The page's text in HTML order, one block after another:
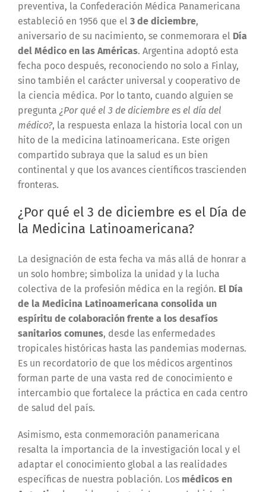
preventiva, la Confederación Médica Panamericana
estableció en 1956 que el 3 de diciembre,
aniversario de su nacimiento, se conmemorara el Día
del Médico en las Américas. Argentina adoptó esta
fecha poco después, reconociendo no solo a Finlay,
sino también el carácter universal y cooperativo de
la ciencia médica. Por lo tanto, cuando alguien se
pregunta ¿Por qué el 3 de diciembre es el día del
médico?, la respuesta enlaza la historia local con un
hito de la medicina latinoamericana. Este origen
compartido subraya que la salud es un bien
continental y que los avances científicos trascienden
fronteras.
¿Por qué el 3 de diciembre es el Día de
la Medicina Latinoamericana?
La designación de esta fecha va más allá de honrar a
un solo hombre; simboliza la unidad y la lucha
colectiva de la profesión médica en la región. El Día
de la Medicina Latinoamericana consolida un
espíritu de colaboración frente a los desafíos
sanitarios comunes, desde las enfermedades
tropicales históricas hasta las pandemias modernas.
Es un recordatorio de que los médicos argentinos
forman parte de una vasta red de conocimiento e
intercambio que fortalece la práctica en cada centro
de salud del país.
Asimismo, esta conmemoración panamericana
resalta la importancia de la investigación local y el
adaptar el conocimiento global a las realidades
específicas de nuestra población. Los médicos en